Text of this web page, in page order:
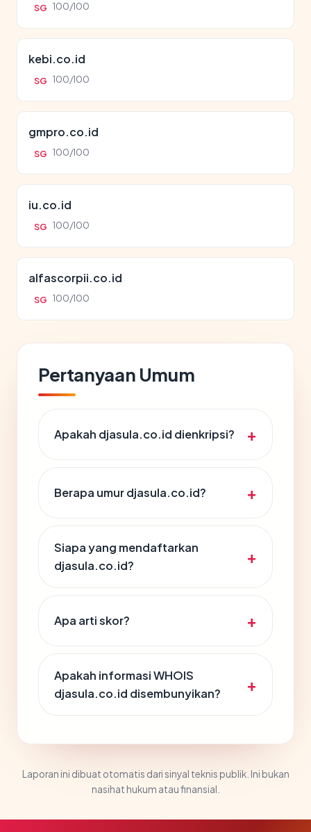
SG 100/100
kebi.co.id
SG 100/100
gmpro.co.id
SG 100/100
iu.co.id
SG 100/100
alfascorpii.co.id
SG 100/100
Pertanyaan Umum
Apakah djasula.co.id dienkripsi?
Berapa umur djasula.co.id?
Siapa yang mendaftarkan
djasula.co.id?
Apa arti skor?
Apakah informasi WHOIS
djasula.co.id disembunyikan?
Laporan ini dibuat otomatis dari sinyal teknis publik. Ini bukan
nasihat hukum atau finansial.